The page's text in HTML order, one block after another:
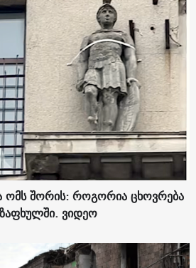
ომს შორის: როგორია ცხოვრება
ვიდეო